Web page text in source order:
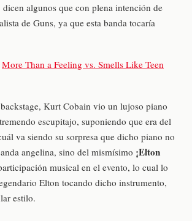
algunos que con plena intención de
de Guns, ya que esta banda tocaría
More Than a Feeling vs. Smells Like Teen
Kurt Cobain vio un lujoso piano
escupitajo, suponiendo que era del
va siendo su sorpresa que dicho piano no
angelina, sino del mismísimo ¡Elton
musical en el evento, lo cual lo
Elton tocando dicho instrumento,
estilo.